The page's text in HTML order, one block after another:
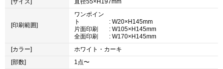
[印刷範囲]
ワンポイン
ト
: W20×H145mm
片面印刷
: W105×H145mm
全面印刷
: W170×H145mm
[カラー]
ホワイト・カーキ
[部数]
1点〜